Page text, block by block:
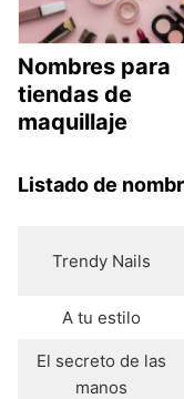
Nombres para
tiendas de
maquillaje
Listado de
Trendy Nails
A tu estilo
El secreto de las
manos